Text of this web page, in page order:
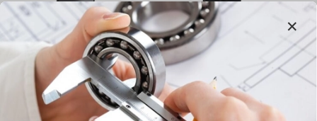
GE 20 TXG3E SKF
подшипник
GE 30 ES SKF подшипник